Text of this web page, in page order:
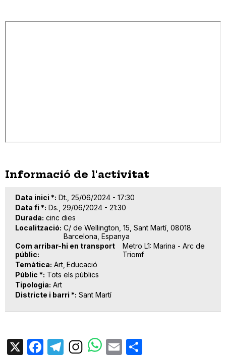
Informació de l'activitat
Data inici * Dt., 25/06/2024 - 17:30
Data fi * Ds., 29/06/2024 - 21:30
Durada cinc dies
Localització C/ de Wellington, 15, Sant Martí, 08018
Barcelona, Espanya
Com arribar-hi en transport
públic
Metro L1: Marina - Arc de
Triomf
Temàtica Art Educació
Públic * Tots els públics
Tipologia Art
Districte i barri * Sant Martí
X Facebook
TelegramEmail